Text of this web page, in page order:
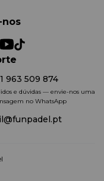
nos
963 509 874
e dúvidas — envie-nos uma
no WhatsApp